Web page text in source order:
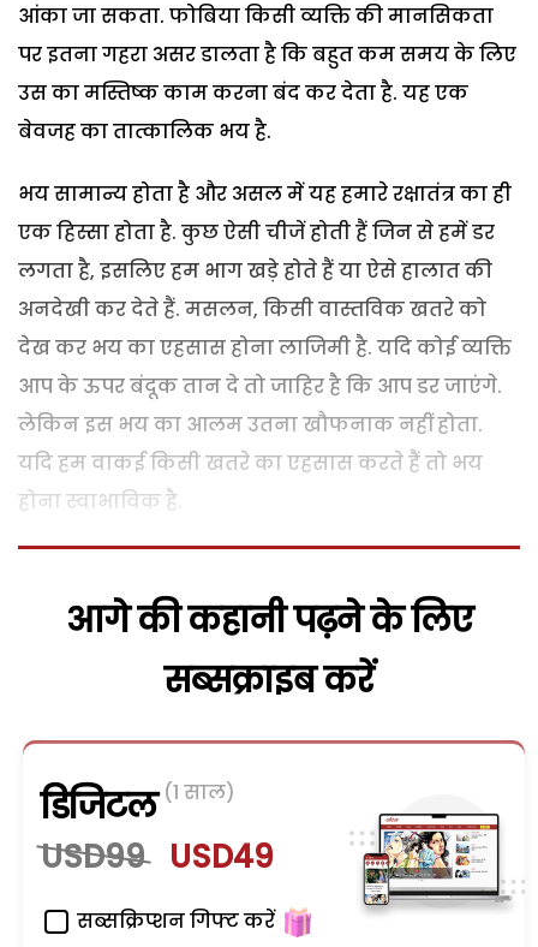
आंका जा सकता. फोबिया किसी व्यक्ति की मानसिकता
पर इतना गहरा असर डालता है कि बहुत कम समय के लिए
उस का मस्तिष्क काम करना बंद कर देता है. यह एक
बेवजह का तात्कालिक भय है.
भय सामान्य होता है और असल में यह हमारे रक्षातंत्र का ही
एक हिस्सा होता है. कुछ ऐसी चीजें होती हैं जिन से हमें डर
लगता है, इसलिए हम भाग खड़े होते हैं या ऐसे हालात की
अनदेखी कर देते हैं. मसलन, किसी वास्तविक खतरे को
देख कर भय का एहसास होना लाजिमी है. यदि कोई व्यक्ति
आप के ऊपर बंदूक तान दे तो जाहिर है कि आप डर जाएंगे.
लेकिन इस भय का आलम उतना खौफनाक नहीं होता.
यदि हम वाकई किसी खतरे का एहसास करते हैं तो भय
होना स्वाभाविक है.
आगे की कहानी पढ़ने के लिए
सब्सक्राइब करें
डिजिटल (1 साल)
USD99 USD49
सब्सक्रिप्शन गिफ्ट करें